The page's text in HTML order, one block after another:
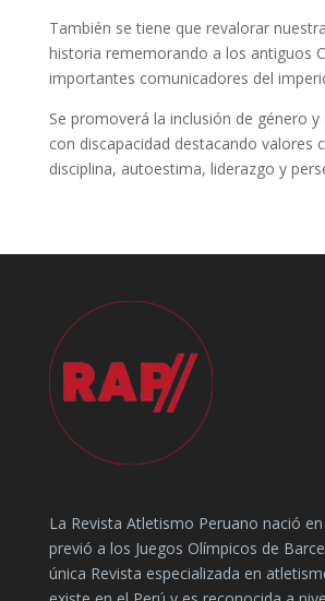
También se tiene que revalorar
historia rememorando a los antiguos
importantes comunicadores del
Se promoverá la inclusión de género
con discapacidad destacando valores
disciplina, autoestima, liderazgo y
La Revista Atletismo Peruano nació
previó a los Juegos Olímpicos de
única Revista especializada en